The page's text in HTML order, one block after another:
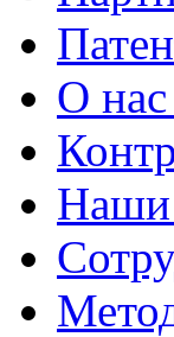
О
Наши